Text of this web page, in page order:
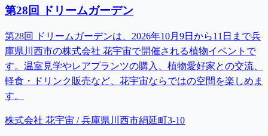
第28回 ドリームガーデン
第28回 ドリームガーデンは、2026年10月9日から11日まで兵
庫県川西市の株式会社 花宇宙で開催される植物イベントで
す。温室見学やレアプランツの購入、植物愛好家との交流、
軽食・ドリンク販売など、花宇宙ならではの空間を楽しめま
す。
株式会社 花宇宙 / 兵庫県川西市絹延町3-10